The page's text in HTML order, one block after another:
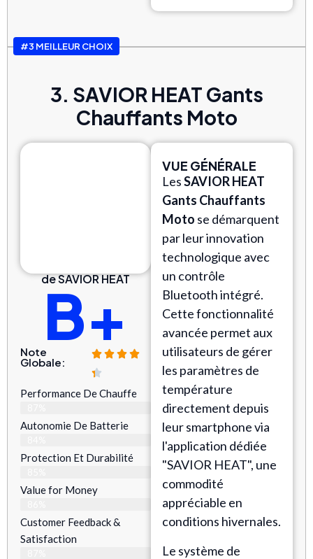
#3 MEILLEUR CHOIX
3. SAVIOR HEAT Gants
Chauffants Moto
de SAVIOR HEAT
B+
Note
Globale:
Performance De Chauffe
Autonomie De Batterie
Protection Et Durabilité
Value for Money
Customer Feedback &
Satisfaction​
VUE GÉNÉRALE
LesSAVIOR HEAT
Gants Chauffants
Moto se démarquent
par leur innovation
technologique avec
un contrôle
Bluetooth intégré.
Cette fonctionnalité
avancée permet aux
utilisateurs de gérer
les paramètres de
température
directement depuis
leur smartphone via
l'application dédiée
"SAVIOR HEAT", une
commodité
appréciable en
conditions hivernales.
Le système de